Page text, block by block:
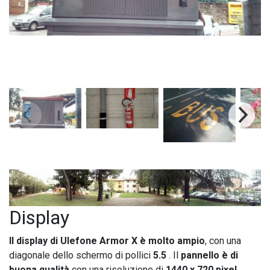
Display
Il display di Ulefone Armor X è molto ampio, con una
diagonale dello schermo di pollici 5.5 . Il pannello è di